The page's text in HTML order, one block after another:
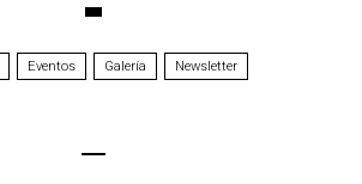
Eventos Galería Newsletter